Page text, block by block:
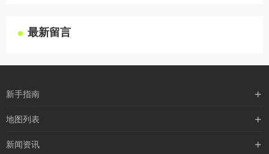
最新留言
新手指南
购买流程
地图列表
最新文章
新闻资讯